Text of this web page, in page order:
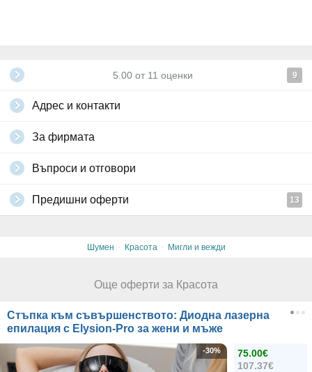
5.00 от 11 оценки 9
Адрес и контакти
За фирмата
Въпроси и отговори
Предишни оферти 13
Шумен · Красота · Мигли и вежди
Още оферти за Красота
Стъпка към съвършенството: Диодна лазерна
епилация с Elysion-Pro за жени и мъже
75.00€
107.37€
-30%